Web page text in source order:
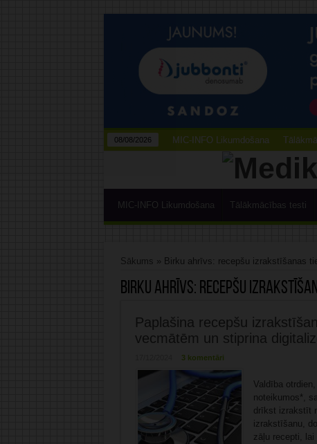
08/08/2026 MIC-INFO Likumdošana
MIC-INFO Likumdošana Tālākmācības testi
Sākums » Birku ahrīvs: recepšu izrakstīšanas
Birku ahrīvs: recepšu
Paplašina recepšu
vecmātēm un stiprina
3 komentāri
Valdība
noteikumos*,
drīkst izrakstīt
izrakstīšanu,
zāļu recepti,